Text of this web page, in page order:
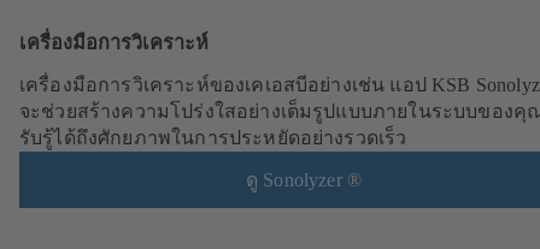
เครื่องมือการวิเคราะห์
เครื่องมือการวิเคราะห์ของเคเอสบีอย่างเช่น แอป KSB
จะช่วยสร้างความโปร่งใสอย่างเต็มรูปแบบภายในระบบของคุ
รับรู้ได้ถึงศักยภาพในการประหยัดอย่างรวดเร็ว
ดู Sonolyzer ®